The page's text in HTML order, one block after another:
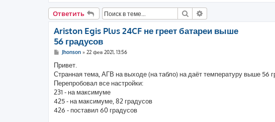
Ответить Поиск
Ariston Egis Plus 24CF не греет батареи выше
56 градусов
С
о
б
щ
е
н
и
е
Jhonson» 22 фев 2021, 13:56
Привет.
Странная тема, АГВ на выходе (на табло) на даёт температуру выше 56
Перепробовал все настройки:
231 - на максимуме
425 - на максимуме, 82 градусов
426 - поставил 60 градусов